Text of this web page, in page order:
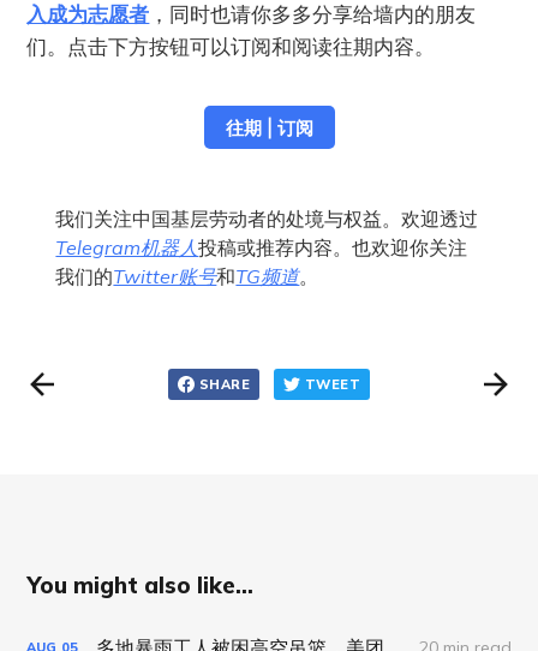
入成为志愿者 ，同时也请你多多分享给墙内的朋友
们。点击下方按钮可以订阅和阅读往期内容。
往期 | 订阅
我们关注中国基层劳动者的处境与权益。欢迎透过
Telegram机器人投稿或推荐内容。也欢迎你关注
我们的Twitter账号和TG频道。
SHARE TWEET
You might also like...